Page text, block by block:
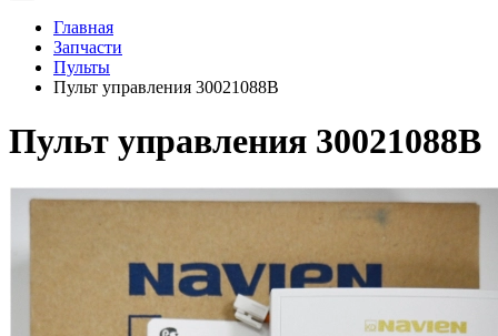
Главная
Запчасти
Пульты
Пульт управления 30021088В
Пульт управления 30021088В